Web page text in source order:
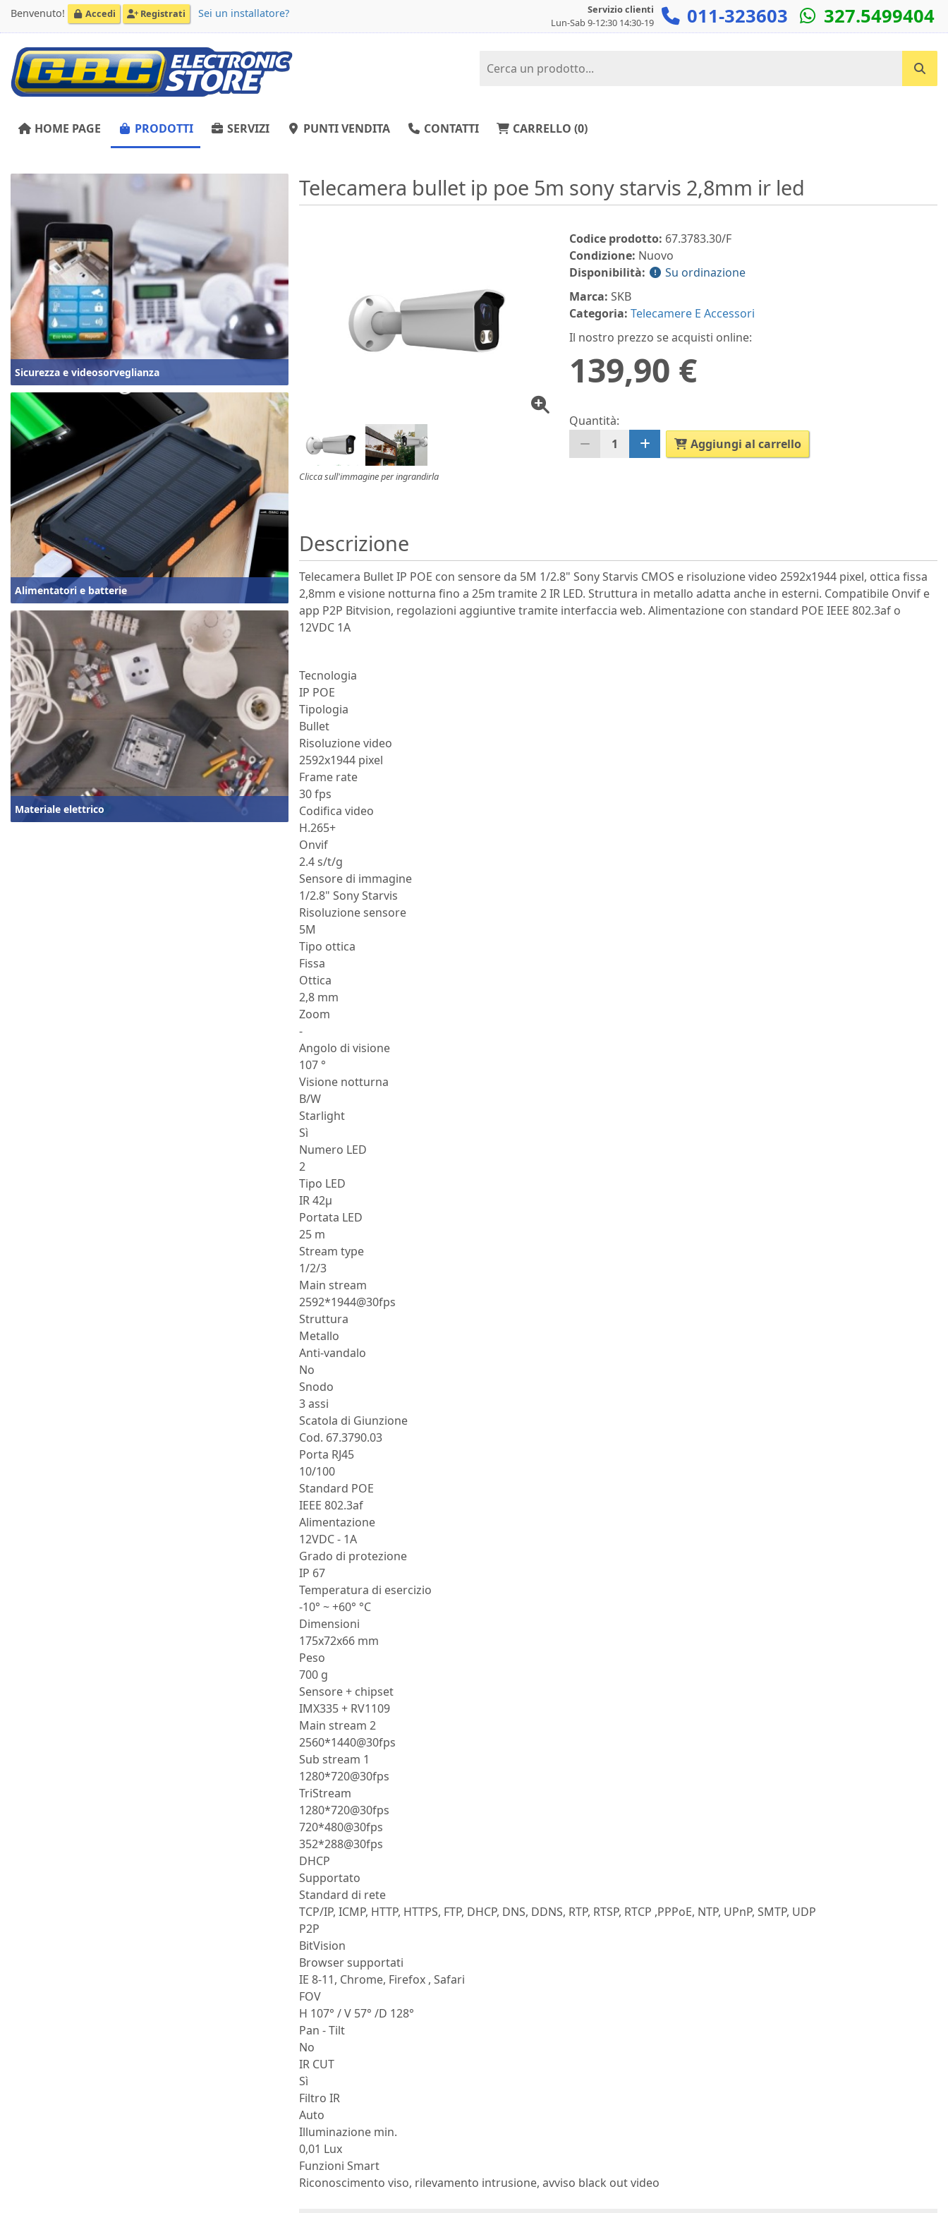
Benvenuto! Accedi Registrati Sei un installatore?
Servizio clienti
Lun-Sab 9-12:30 14:30-19
011-323603 327.5499404
Cerca un prodotto...
HOME PAGE PRODOTTI SERVIZI PUNTI VENDITA CONTATTI CARRELLO (0)
Sicurezza e videosorveglianza
Alimentatori e batterie
Materiale elettrico
Telecamera bullet ip poe 5m sony starvis 2,8mm ir led
Clicca sull'immagine per ingrandirla
Codice prodotto: 67.3783.30/F
Condizione: Nuovo
Disponibilità:
Su ordinazione
Marca: SKB
Categoria: Telecamere E Accessori
Il nostro prezzo se acquisti online:
139,90 €
Quantità:
1
Aggiungi al carrello
Descrizione
Telecamera Bullet IP POE con sensore da 5M 1/2.8" Sony Starvis CMOS e risoluzione video 2592x1944 pixel, ottica fissa
2,8mm e visione notturna fino a 25m tramite 2 IR LED. Struttura in metallo adatta anche in esterni. Compatibile Onvif e
app P2P Bitvision, regolazioni aggiuntive tramite interfaccia web. Alimentazione con standard POE IEEE 802.3af o
12VDC 1A
Tecnologia
IP POE
Tipologia
Bullet
Risoluzione video
2592x1944 pixel
Frame rate
30 fps
Codifica video
H.265+
Onvif
2.4 s/t/g
Sensore di immagine
1/2.8" Sony Starvis
Risoluzione sensore
5M
Tipo ottica
Fissa
Ottica
2,8 mm
Zoom
-
Angolo di visione
107 °
Visione notturna
B/W
Starlight
Sì
Numero LED
2
Tipo LED
IR 42μ
Portata LED
25 m
Stream type
1/2/3
Main stream
2592*1944@30fps
Struttura
Metallo
Anti-vandalo
No
Snodo
3 assi
Scatola di Giunzione
Cod. 67.3790.03
Porta RJ45
10/100
Standard POE
IEEE 802.3af
Alimentazione
12VDC - 1A
Grado di protezione
IP 67
Temperatura di esercizio
-10° ~ +60° °C
Dimensioni
175x72x66 mm
Peso
700 g
Sensore + chipset
IMX335 + RV1109
Main stream 2
2560*1440@30fps
Sub stream 1
1280*720@30fps
TriStream
1280*720@30fps
720*480@30fps
352*288@30fps
DHCP
Supportato
Standard di rete
TCP/IP, ICMP, HTTP, HTTPS, FTP, DHCP, DNS, DDNS, RTP, RTSP, RTCP ,PPPoE, NTP, UPnP, SMTP, UDP
P2P
BitVision
Browser supportati
IE 8-11, Chrome, Firefox , Safari
FOV
H 107° / V 57° /D 128°
Pan - Tilt
No
IR CUT
Sì
Filtro IR
Auto
Illuminazione min.
0,01 Lux
Funzioni Smart
Riconoscimento viso, rilevamento intrusione, avviso black out video